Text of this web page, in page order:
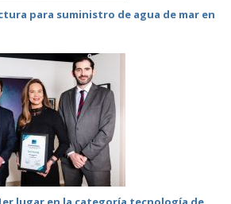
para suministro de agua de mar en